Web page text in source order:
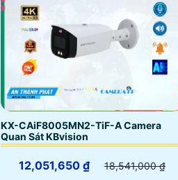
KX-CAiF8005MN2-TiF-A Camera
Quan Sát KBvision
12,051,650 ₫
18,541,000 ₫